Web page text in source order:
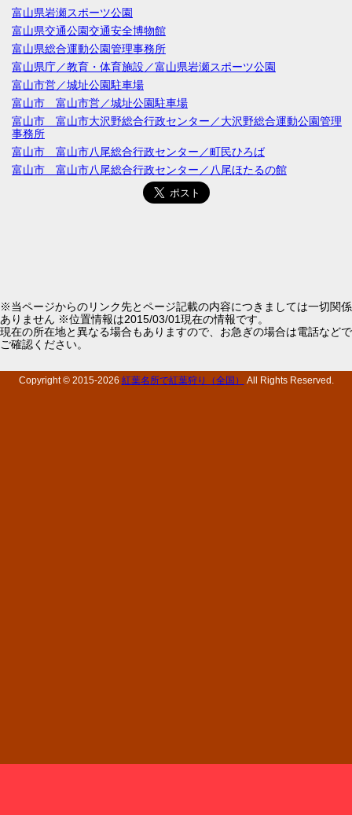
富山県岩瀬スポーツ公園
富山県交通公園交通安全博物館
富山県総合運動公園管理事務所
富山県庁／教育・体育施設／富山県岩瀬スポーツ公園
富山市営／城址公園駐車場
富山市 富山市営／城址公園駐車場
富山市 富山市大沢野総合行政センター／大沢野総合運動公園管理
事務所
富山市 富山市八尾総合行政センター／町民ひろば
富山市 富山市八尾総合行政センター／八尾ほたるの館
※当ページからのリンク先とページ記載の内容につきましては一切関係
ありません ※位置情報は2015/03/01現在の情報です。
現在の所在地と異なる場合もありますので、お急ぎの場合は電話などで
ご確認ください。
Copyright © 2015-2026 紅葉名所で紅葉狩り（全国） All Rights Reserved.